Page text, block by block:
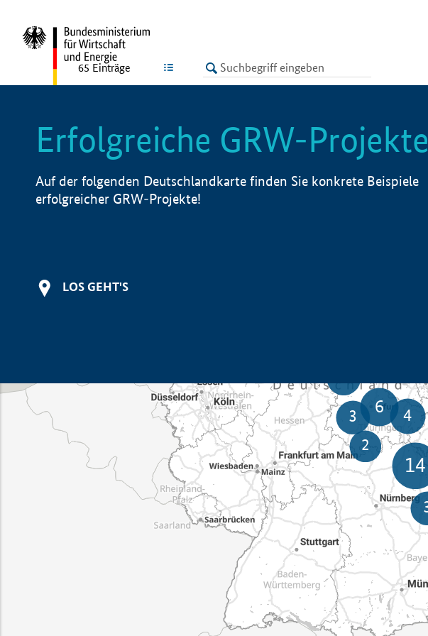
LISTE
65 Einträge
Erfolgreiche GRW-Projekte
Auf der folgenden Deutschlandkarte finden Sie konkrete Beispiele
erfolgreicher GRW-Projekte!
LOS GEHT'S